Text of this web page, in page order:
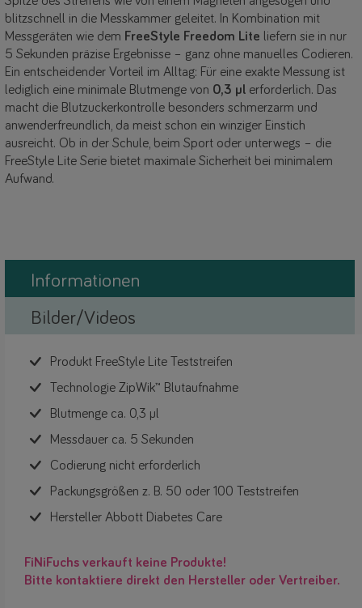
blitzschnell in die Messkammer geleitet. In Kombination mit
Messgeräten wie dem FreeStyle Freedom Lite liefern sie in nur
5 Sekunden präzise Ergebnisse – ganz ohne manuelles Codieren.
Ein entscheidender Vorteil im Alltag: Für eine exakte Messung ist
lediglich eine minimale Blutmenge von 0,3 µl erforderlich. Das
macht die Blutzuckerkontrolle besonders schmerzarm und
anwenderfreundlich, da meist schon ein winziger Einstich
ausreicht. Ob in der Schule, beim Sport oder unterwegs – die
FreeStyle Lite Serie bietet maximale Sicherheit bei minimalem
Aufwand.
Informationen
Bilder/Videos
Produkt FreeStyle Lite Teststreifen
Technologie ZipWik™ Blutaufnahme
Blutmenge ca. 0,3 µl
Messdauer ca. 5 Sekunden
Codierung nicht erforderlich
Packungsgrößen z. B. 50 oder 100 Teststreifen
Hersteller Abbott Diabetes Care
FiNiFuchs verkauft keine Produkte!
Bitte kontaktiere direkt den Hersteller oder Vertreiber.